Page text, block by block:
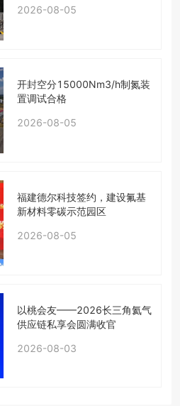
2026-08-05
开封空分15000Nm3/h制氮装
置调试合格
2026-08-05
福建德尔科技签约，建设氟基
新材料零碳示范园区
2026-08-05
以桃会友——2026长三角氦气
供应链私享会圆满收官
2026-08-03